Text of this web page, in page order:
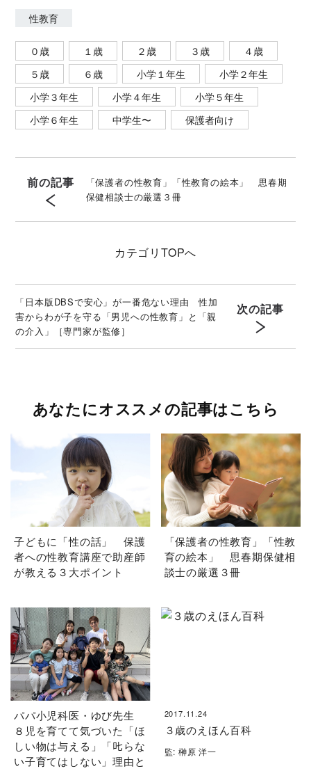
性教育
０歳 １歳 ２歳 ３歳
４歳
５歳
６歳 小学１年生
小学２年生
小学３年生
小学４年生
小学５年生
小学６年生
中学生〜 保護者向け
前の記事
「保護者の性教育」「性教育の絵本」 思春期
保健相談士の厳選３冊
カテゴリ TOPへ
「日本版DBSで安心」が一番危ない理由 性加
害からわが子を守る「男児への性教育」と「親
の介入」［専門家が監修］
次の記事
あなたにオススメの記事はこちら
子どもに「性の話」 保護
者への性教育講座で助産師
が教える３大ポイント
「保護者の性教育」「性教
育の絵本」 思春期保健相
談士の厳選３冊
パパ小児科医・ゆび先生
８児を育てて気づいた「ほ
しい物は与える」「𠮟らな
い子育てはしない」理由と
2017.11.24
３歳のえほん百科
監: 榊原 洋一